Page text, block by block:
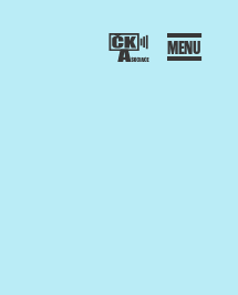
KAMERAMANŮ